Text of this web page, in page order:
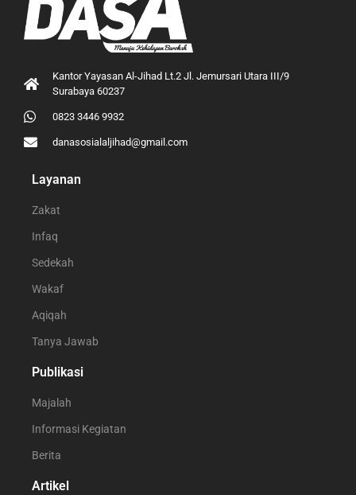
Kantor Yayasan Al-Jihad Lt.2 Jl. Jemursari Utara III/9
Surabaya 60237
0823 3446 9932
danasosialaljihad@gmail.com
Layanan
Zakat
Infaq
Sedekah
Wakaf
Aqiqah
Tanya Jawab
Publikasi
Majalah
Informasi Kegiatan
Berita
Artikel